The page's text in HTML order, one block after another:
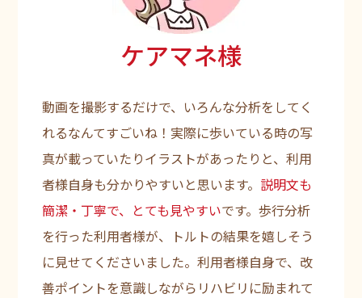
ケアマネ様
動画を撮影するだけで、いろんな分析をしてく
れるなんてすごいね！実際に歩いている時の写
真が載っていたりイラストがあったりと、利用
者様自身も分かりやすいと思います。 説明文も
簡潔・丁寧で、とても見やすいです。歩行分析
を行った利用者様が、トルトの結果を嬉しそう
に見せてくださいました。利用者様自身で、改
善ポイントを意識しながらリハビリに励まれて